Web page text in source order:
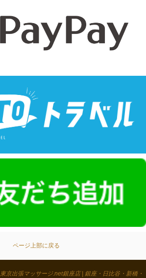
ページ上部に戻る
東京出張マッサージ.net銀座店 | 銀座・日比谷・新橋・